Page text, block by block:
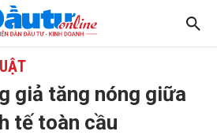
giả tăng nóng giữa
tế toàn cầu